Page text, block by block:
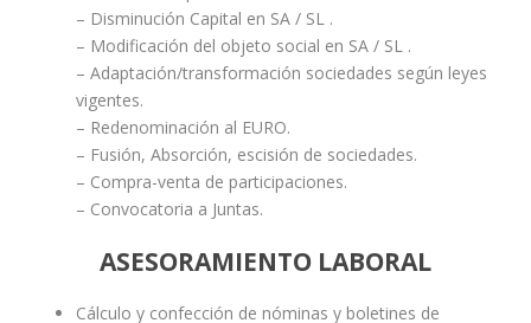
– Disminución Capital en SA / SL .
– Modificación del objeto social en SA / SL .
– Adaptación/transformación sociedades según leyes
vigentes.
– Redenominación al EURO.
– Fusión, Absorción, escisión de sociedades.
– Compra-venta de participaciones.
– Convocatoria a Juntas.
ASESORAMIENTO LABORAL
Cálculo y confección de nóminas y boletines de